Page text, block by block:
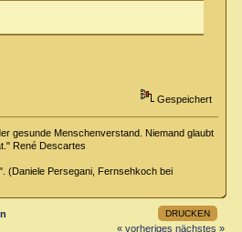
Gespeichert
gesunde Menschenverstand. Niemand glaubt
René Descartes
(Daniele Persegani, Fernsehkoch bei
DRUCKEN
« vorheriges nächstes »